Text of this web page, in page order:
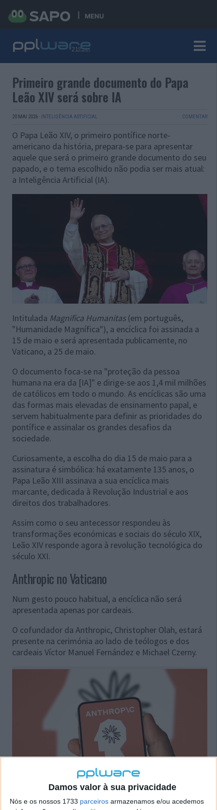
Damos valor à sua privacidade
Nós e os nossos 1733 parceiros armazenamos e/ou acedemos
MENU
Primeiro grande documento do Papa
Leão XIV será sobre IA
20 MAI 2026 · INTELIGÊNCIA ARTIFICIAL COMENTAR
O Papa Leão XIV, o primeiro pontífice norte-
americano da história, prepara-se para apresentar
aquele que será o primeiro grande documento do seu
papado, e o tema escolhido não podia ser mais atual:
a Inteligência Artificial (IA).
Intitulada Magnifica Humanitas (em português,
"Humanidade Magnífica"), a encíclica foi assinada a
15 de maio e será apresentada publicamente, no
Vaticano, a 25 de maio.
O documento foca-se na "proteção da pessoa
humana na era da [IA]" e dirige-se aos 1,4 mil milhões
de católicos em todo o mundo. As encíclicas são uma
das formas mais elevadas de ensinamento papal, e
servem habitualmente para definir as prioridades do
pontífice e assinalar os grandes desafios da
sociedade.
Curiosamente, a escolha do dia 15 de maio para a
assinatura é simbólica: há exatamente 135 anos, o
Papa Leão XIII assinava a sua encíclica mais
marcante, dedicada à Revolução Industrial e aos
direitos dos trabalhadores.
Assim como o seu antecessor respondeu às
transformações económicas e sociais do século XIX,
Leão XIV responde agora à revolução tecnológica do
século XXI.
Anthropic no Vaticano
Num gesto pouco habitual, a encíclica não será
apresentada apenas por cardeais.
O cofundador da Anthropic, Christopher Olah, estará
presente na cerimónia ao lado de teólogos e dos
cardeais Víctor Manuel Fernández e Michael Czerny.
Atualmente, aAnthropicencontra-se envolvida numa disputa judicial
com a administração de Donald Trump devido a questões relacionadas